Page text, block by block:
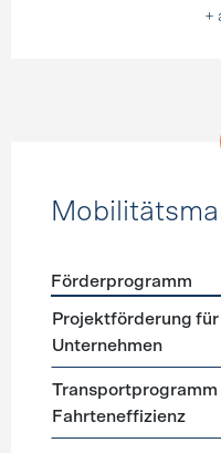
+
Förderprogramme
Förderprogramm
Projektförderung
Unternehmen
Transportprogramm
Fahrteneffizienz